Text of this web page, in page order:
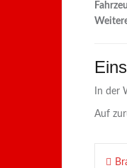
In der
Auf